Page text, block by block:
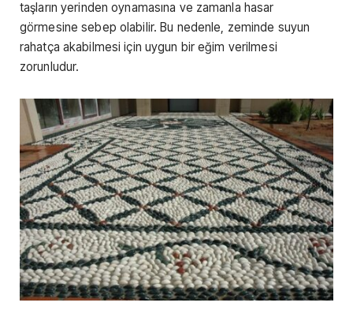
taşların yerinden oynamasına ve zamanla hasar
görmesine sebep olabilir. Bu nedenle, zeminde suyun
rahatça akabilmesi için uygun bir eğim verilmesi
zorunludur.